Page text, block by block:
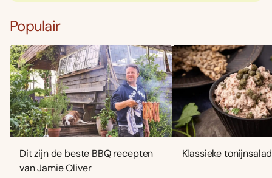
Populair
Dit zijn de beste BBQ recepten
van Jamie Oliver
Klassieke